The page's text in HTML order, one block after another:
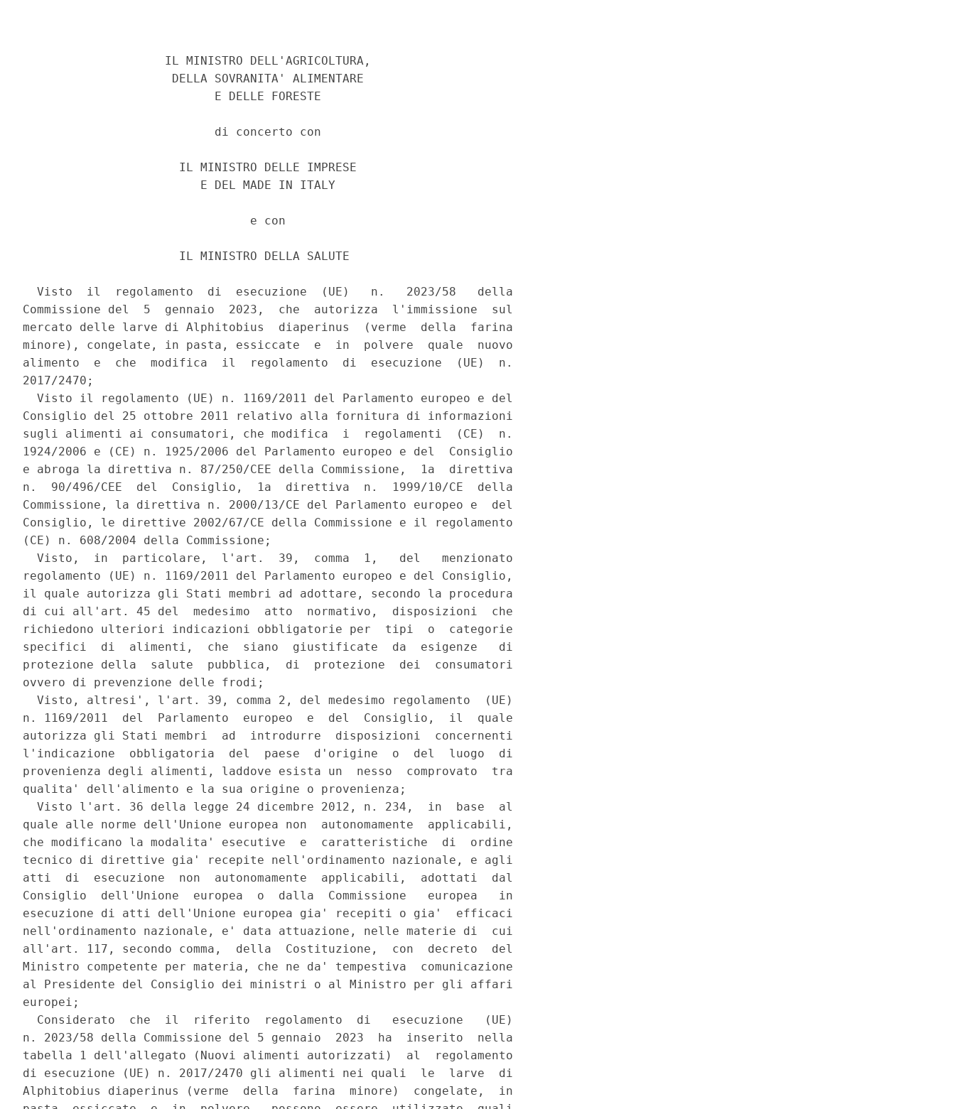
                    IL MINISTRO DELL'AGRICOLTURA,
                     DELLA SOVRANITA' ALIMENTARE
                           E DELLE FORESTE
                           di concerto con
                      IL MINISTRO DELLE IMPRESE
                         E DEL MADE IN ITALY
                                e con
                      IL MINISTRO DELLA SALUTE
  Visto  il  regolamento  di  esecuzione  (UE)   n.   2023/58   della
Commissione del  5  gennaio  2023,  che  autorizza  l'immissione  sul
mercato delle larve di Alphitobius  diaperinus  (verme  della  farina
minore), congelate, in pasta, essiccate  e  in  polvere  quale  nuovo
alimento  e  che  modifica  il  regolamento  di  esecuzione  (UE)  n.
2017/2470;
  Visto il regolamento (UE) n. 1169/2011 del Parlamento europeo e del
Consiglio del 25 ottobre 2011 relativo alla fornitura di informazioni
sugli alimenti ai consumatori, che modifica  i  regolamenti  (CE)  n.
1924/2006 e (CE) n. 1925/2006 del Parlamento europeo e del  Consiglio
e abroga la direttiva n. 87/250/CEE della Commissione,  1a  direttiva
n.  90/496/CEE  del  Consiglio,  1a  direttiva  n.  1999/10/CE  della
Commissione, la direttiva n. 2000/13/CE del Parlamento europeo e  del
Consiglio, le direttive 2002/67/CE della Commissione e il regolamento
(CE) n. 608/2004 della Commissione;
  Visto,  in  particolare,  l'art.  39,  comma  1,   del   menzionato
regolamento (UE) n. 1169/2011 del Parlamento europeo e del Consiglio,
il quale autorizza gli Stati membri ad adottare, secondo la procedura
di cui all'art. 45 del  medesimo  atto  normativo,  disposizioni  che
richiedono ulteriori indicazioni obbligatorie per  tipi  o  categorie
specifici  di  alimenti,  che  siano  giustificate  da  esigenze   di
protezione della  salute  pubblica,  di  protezione  dei  consumatori
ovvero di prevenzione delle frodi;
  Visto, altresi', l'art. 39, comma 2, del medesimo regolamento  (UE)
n. 1169/2011  del  Parlamento  europeo  e  del  Consiglio,  il  quale
autorizza gli Stati membri  ad  introdurre  disposizioni  concernenti
l'indicazione  obbligatoria  del  paese  d'origine  o  del  luogo  di
provenienza degli alimenti, laddove esista un  nesso  comprovato  tra
qualita' dell'alimento e la sua origine o provenienza;
  Visto l'art. 36 della legge 24 dicembre 2012, n. 234,  in  base  al
quale alle norme dell'Unione europea non  autonomamente  applicabili,
che modificano la modalita' esecutive  e  caratteristiche  di  ordine
tecnico di direttive gia' recepite nell'ordinamento nazionale, e agli
atti  di  esecuzione  non  autonomamente  applicabili,  adottati  dal
Consiglio  dell'Unione  europea  o  dalla  Commissione   europea   in
esecuzione di atti dell'Unione europea gia' recepiti o gia'  efficaci
nell'ordinamento nazionale, e' data attuazione, nelle materie di  cui
all'art. 117, secondo comma,  della  Costituzione,  con  decreto  del
Ministro competente per materia, che ne da' tempestiva  comunicazione
al Presidente del Consiglio dei ministri o al Ministro per gli affari
europei;
  Considerato  che  il  riferito  regolamento  di   esecuzione   (UE)
n. 2023/58 della Commissione del 5 gennaio  2023  ha  inserito  nella
tabella 1 dell'allegato (Nuovi alimenti autorizzati)  al  regolamento
di esecuzione (UE) n. 2017/2470 gli alimenti nei quali  le  larve  di
Alphitobius diaperinus (verme  della  farina  minore)  congelate,  in